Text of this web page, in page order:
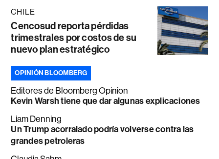
CHILE
Cencosud reporta pérdidas
trimestrales por costos de su
nuevo plan estratégico
OPINIÓN BLOOMBERG
Editores de Bloomberg Opinion
Kevin Warsh tiene que dar algunas explicaciones
Liam Denning
Un Trump acorralado podría volverse contra las
grandes petroleras